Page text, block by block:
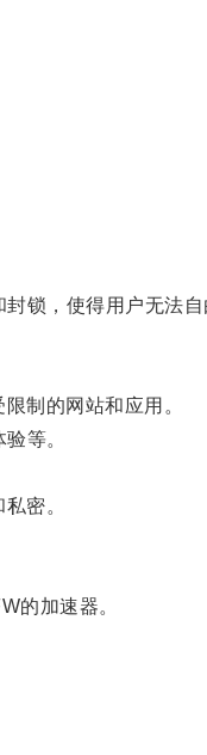
，使得用户无法自
制的网站和应用。
等。
密。
的加速器。